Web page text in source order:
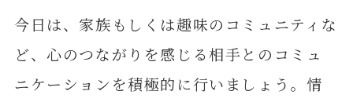
今日は、家族もしくは趣味のコミュニティな
ど、心のつながりを感じる相手とのコミュ
ニケーションを積極的に行いましょう。情